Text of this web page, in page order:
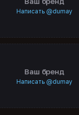
Написать @dumay
Ваш бренд
Написать @dumay